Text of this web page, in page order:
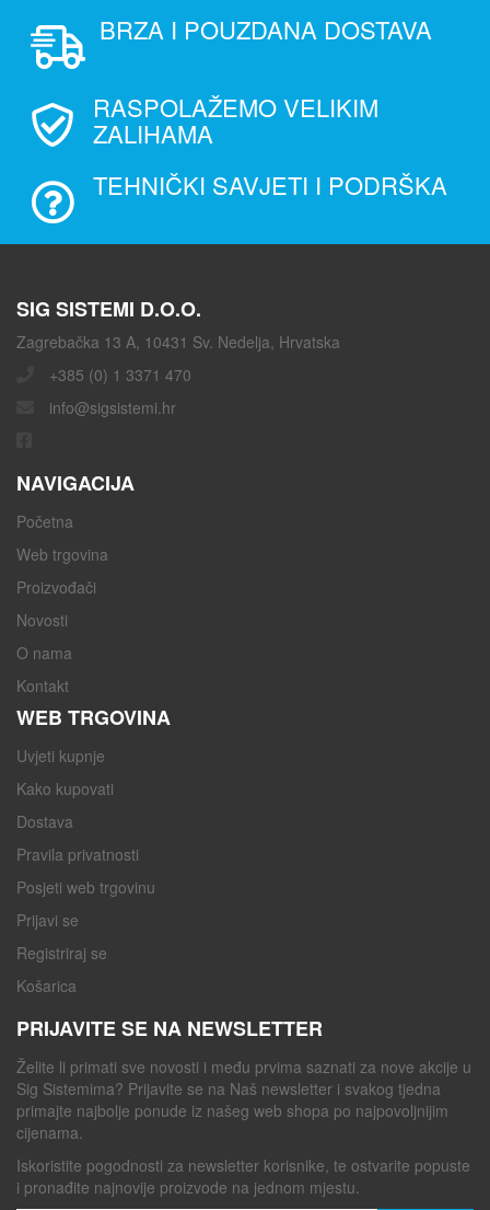
BRZA I POUZDANA DOSTAVA
RASPOLAŽEMO VELIKIM
ZALIHAMA
TEHNIČKI SAVJETI I PODRŠKA
SIG SISTEMI D.O.O.
Zagrebačka 13 A, 10431 Sv. Nedelja, Hrvatska
+385 (0) 1 3371 470
info@sigsistemi.hr
NAVIGACIJA
Početna
Web trgovina
Proizvođači
Novosti
O nama
Kontakt
WEB TRGOVINA
Uvjeti kupnje
Kako kupovati
Dostava
Pravila privatnosti
Posjeti web trgovinu
Prijavi se
Registriraj se
Košarica
PRIJAVITE SE NA NEWSLETTER
Želite li primati sve novosti i među prvima saznati za nove akcije u
Sig Sistemima? Prijavite se na Naš newsletter i svakog tjedna
primajte najbolje ponude iz našeg web shopa po najpovoljnijim
cijenama.
Iskoristite pogodnosti za newsletter korisnike, te ostvarite popuste
i pronađite najnovije proizvode na jednom mjestu.